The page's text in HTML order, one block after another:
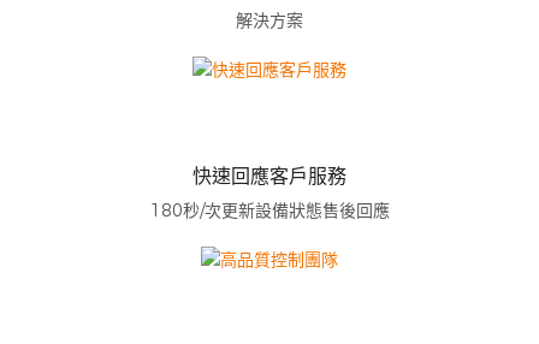
解決方案
快速回應客戶服務
180秒/次更新設備狀態售後回應